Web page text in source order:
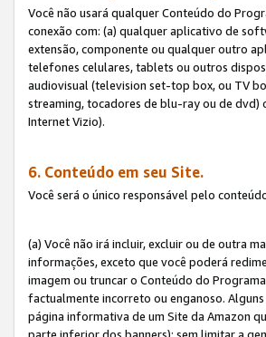
Você não usará qualquer Conteúdo do
conexão com: (a) qualquer aplicativo de
extensão, componente ou qualquer outro
telefones celulares, tablets ou outros
audiovisual (television set-top box, ou TV
streaming, tocadores de blu-ray ou de dvd)
Internet Vizio).
6. Conteúdo em seu Site.
Você será o único responsável pelo
(a) Você não irá incluir, excluir ou de outra
informações, exceto que você poderá
imagem ou truncar o Conteúdo do
factualmente incorreto ou enganoso.
página informativa de um Site da Amazon